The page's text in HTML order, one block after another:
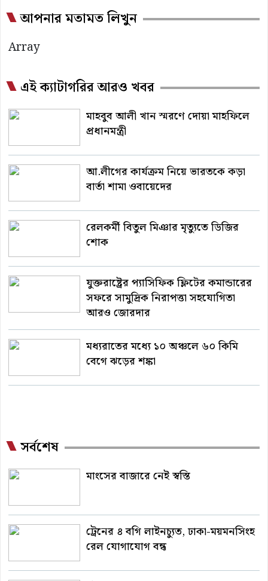
আপনার মতামত লিখুন
Array
এই ক্যাটাগরির আরও খবর
মাহবুব আলী খান স্মরণে দোয়া মাহফিলে
প্রধানমন্ত্রী
আ.লীগের কার্যক্রম নিয়ে ভারতকে কড়া
বার্তা শামা ওবায়েদের
রেলকর্মী বিতুল মিঞার মৃত্যুতে ডিজির
শোক
যুক্তরাষ্ট্রের প্যাসিফিক ফ্লিটের কমান্ডারের
সফরে সামুদ্রিক নিরাপত্তা সহযোগিতা
আরও জোরদার
মধ্যরাতের মধ্যে ১০ অঞ্চলে ৬০ কিমি
বেগে ঝড়ের শঙ্কা
সর্বশেষ
মাংসের বাজারে নেই স্বস্তি
ট্রেনের ৪ বগি লাইনচ্যুত, ঢাকা-ময়মনসিংহ
রেল যোগাযোগ বন্ধ